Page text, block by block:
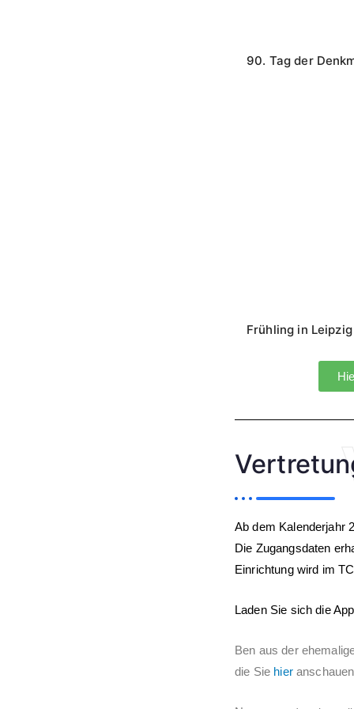
90. Tag der
Frühling in Leipzig
Ab dem Kalenderjahr
Die Zugangsdaten
Einrichtung wird im
Laden Sie sich die
Ben aus der
die Sie hier